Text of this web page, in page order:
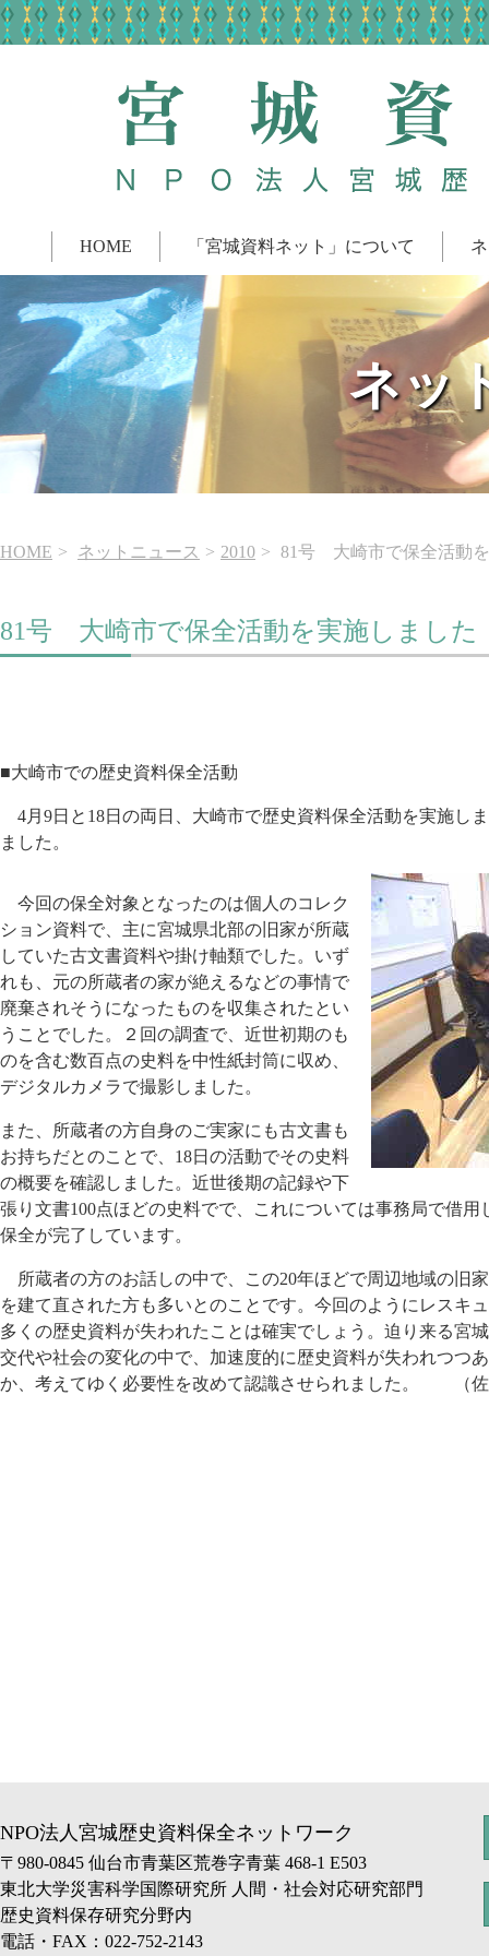
HOME 「宮城資料ネット」について
ネッ
HOME ネットニュース 2010 81号 大崎市で保全活動
81号 大崎市で保全活動を実施しました
■大崎市での歴史資料保全活動
4月9日と18日の両日、大崎市で歴史資料保全活動を実施し
ました。
今回の保全対象となったのは個人のコレク
ション資料で、主に宮城県北部の旧家が所蔵
していた古文書資料や掛け軸類でした。いず
れも、元の所蔵者の家が絶えるなどの事情で
廃棄されそうになったものを収集されたとい
うことでした。２回の調査で、近世初期のも
のを含む数百点の史料を中性紙封筒に収め、
デジタルカメラで撮影しました。
また、所蔵者の方自身のご実家にも古文書も
お持ちだとのことで、18日の活動でその史料
の概要を確認しました。近世後期の記録や下
張り文書100点ほどの史料でで、これについては事務局で借
保全が完了しています。
所蔵者の方のお話しの中で、この20年ほどで周辺地域の旧
を建て直された方も多いとのことです。今回のようにレスキ
多くの歴史資料が失われたことは確実でしょう。迫り来る宮
交代や社会の変化の中で、加速度的に歴史資料が失われつつ
か、考えてゆく必要性を改めて認識させられました。 （
NPO法人宮城歴史資料保全ネットワーク
〒980-0845 仙台市青葉区荒巻字青葉 468-1 E503
東北大学災害科学国際研究所 人間・社会対応研究部門
歴史資料保存研究分野内
電話・FAX：022-752-2143